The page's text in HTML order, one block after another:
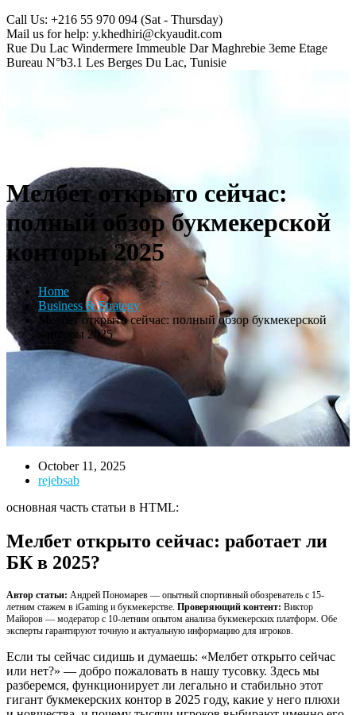
Call Us: +216 55 970 094 (Sat - Thursday)
Mail us for help: y.khedhiri@ckyaudit.com
Rue Du Lac Windermere Immeuble Dar Maghrebie 3eme Etage
Bureau N°b3.1 Les Berges Du Lac, Tunisie
Мелбет открыто сейчас:
полный обзор букмекерской
конторы 2025
Home
Business & Strategy
Мелбет открыто сейчас: полный обзор букмекерской
конторы 2025
October 11, 2025
rejebsab
основная часть статьи в HTML:
Мелбет открыто сейчас: работает ли
БК в 2025?
Автор статьи: Андрей Пономарев — опытный спортивный обозреватель с 15-
летним стажем в iGaming и букмекерстве. Проверяющий контент: Виктор
Майоров — модератор с 10-летним опытом анализа букмекерских платформ. Обе
эксперты гарантируют точную и актуальную информацию для игроков.
Если ты сейчас сидишь и думаешь: «Мелбет открыто сейчас
или нет?» — добро пожаловать в нашу тусовку. Здесь мы
разберемся, функционирует ли легально и стабильно этот
гигант букмекерских контор в 2025 году, какие у него плюхи